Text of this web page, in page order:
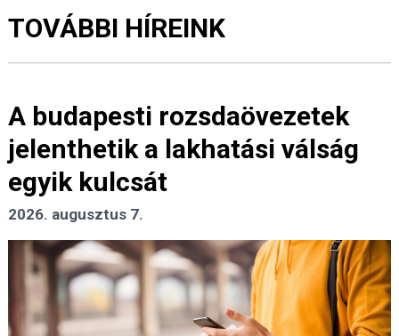
TOVÁBBI HÍREINK
A budapesti rozsdaövezetek
jelenthetik a lakhatási válság
egyik kulcsát
2026. augusztus 7.